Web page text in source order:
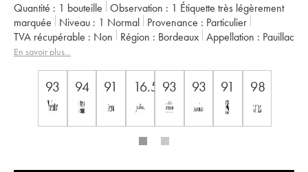
Quantité : 1 bouteille Observation : 1 Étiquette très légèrement
marquée
Niveau : 1 Normal Provenance : particulier
TVA récupérable :
non Région : Bordeaux Appellation : Pauillac
Classement :
En savoir plus...
93 94 91 16.5 93 93 91 98